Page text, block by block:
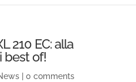
210 EC: alla
best of!
| 0 comments